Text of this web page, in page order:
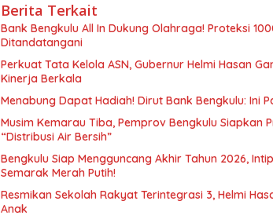
Berita Terkait
Bank Bengkulu All In Dukung Olahraga! Proteksi
Ditandatangani
Perkuat Tata Kelola ASN, Gubernur Helmi Hasan
Kinerja Berkala
Menabung Dapat Hadiah! Dirut Bank Bengkulu: Ini
Musim Kemarau Tiba, Pemprov Bengkulu Siapkan
“Distribusi Air Bersih”
Bengkulu Siap Mengguncang Akhir Tahun 2026,
Semarak Merah Putih!
Resmikan Sekolah Rakyat Terintegrasi 3, Helmi
Anak